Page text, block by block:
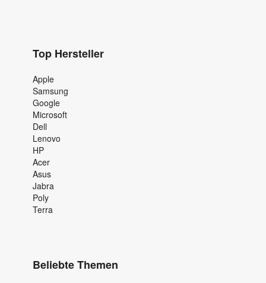
Top Hersteller
Apple
Samsung
Google
Microsoft
Dell
Lenovo
HP
Acer
Asus
Jabra
Poly
Terra
Beliebte Themen